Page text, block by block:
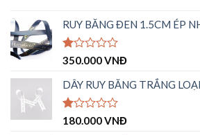
RUY BĂNG ĐEN 1.5CM ÉP
Được
hạng
1.00
5
sao
350.000VNĐ
DÂY RUY BĂNG TRẮNG
Được
180.000VNĐ